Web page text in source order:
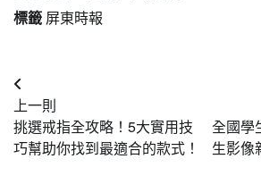
標籤 屏東時報
文
章
導
上一則
挑選戒指全攻略！5大實用技
巧幫助你找到最適合的款式！
全國學
生影像